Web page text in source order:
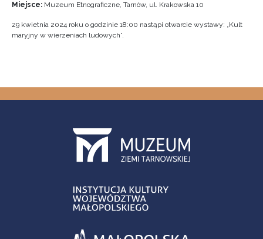
Miejsce: Muzeum Etnograficzne, Tarnów, ul. Krakowska 10
29 kwietnia 2024 roku o godzinie 18:00 nastąpi otwarcie wystawy: „Kult
maryjny w wierzeniach ludowych”.